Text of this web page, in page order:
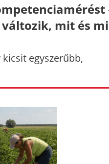
változik, mit és
egyszerűbb,